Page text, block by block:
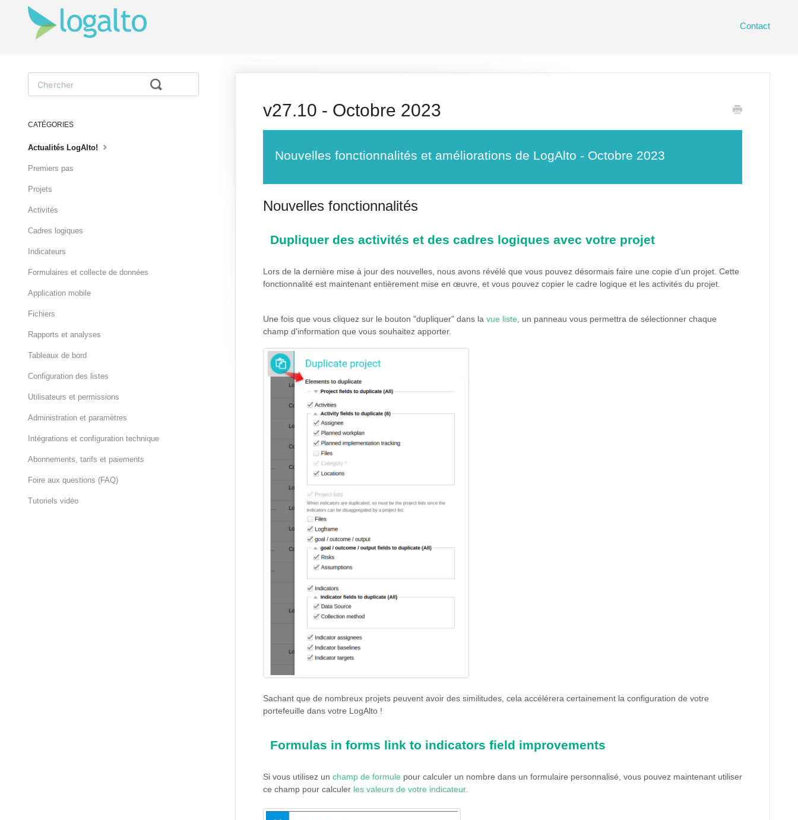
Contact
v27.10 - Octobre 2023
Nouvelles fonctionnalités et améliorations de LogAlto - Octobre 2023
Nouvelles fonctionnalités
Dupliquer des activités et des cadres logiques avec votre projet
Lors de la dernière mise à jour des nouvelles, nous avons révélé que vous pouvez désormais faire une copie d'un projet. Cette
fonctionnalité est maintenant entièrement mise en œuvre, et vous pouvez copier le cadre logique et les activités du projet.
Une fois que vous cliquez sur le bouton "dupliquer" dans la vue liste, un panneau vous permettra de sélectionner chaque
champ d'information que vous souhaitez apporter.
Sachant que de nombreux projets peuvent avoir des similitudes, cela accélérera certainement la configuration de votre
portefeuille dans votre LogAlto !
Formulas in forms link to indicators field improvements
Si vous utilisez un champ de formule pour calculer un nombre dans un formulaire personnalisé, vous pouvez maintenant utiliser
ce champ pour calculer les valeurs de votre indicateur.
Toggle
Search
CATÉGORIES
Actualités LogAlto!
Premiers pas
Projets
Activités
Cadres logiques
Indicateurs
Formulaires et collecte de données
Application mobile
Fichiers
Rapports et analyses
Tableaux de bord
Configuration des listes
Utilisateurs et permissions
Administration et paramètres
Intégrations et configuration technique
Abonnements, tarifs et paiements
Foire aux questions (FAQ)
Tutoriels vidéo